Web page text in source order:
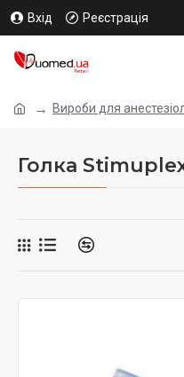
Вхід Реєстрація
Вироби для
Голка